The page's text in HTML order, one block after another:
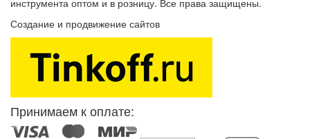
инструмента оптом и в розницу. Все права защищены.
Создание и продвижение сайтов
Принимаем к оплате: